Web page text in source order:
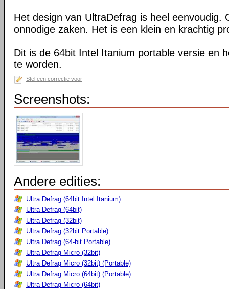
Het design van UltraDefrag is heel eenvoudig.
onnodige zaken. Het is een klein en krachtig
Dit is de 64bit Intel Itanium portable versie en
te worden.
Stel een correctie voor
Screenshots:
Andere edities:
Ultra Defrag (64bit Intel Itanium)
Ultra Defrag (64bit)
Ultra Defrag (32bit)
Ultra Defrag (32bit Portable)
Ultra Defrag (64-bit Portable)
Ultra Defrag Micro (32bit)
Ultra Defrag Micro (32bit) (Portable)
Ultra Defrag Micro (64bit) (Portable)
Ultra Defrag Micro (64bit)